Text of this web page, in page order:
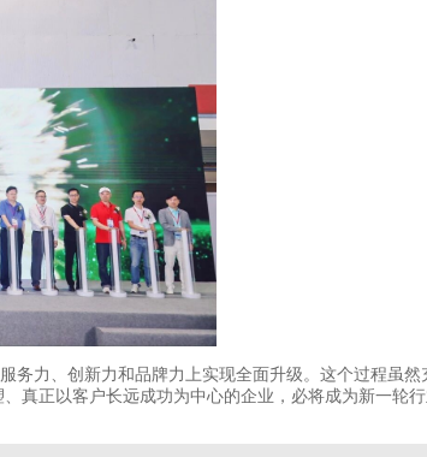
务力、创新力和品牌力上实现全面升级。这个过程虽
真正以客户长远成功为中心的企业，必将成为新一轮行